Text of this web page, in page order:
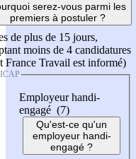
serez-vous parmi les
premiers à postuler ?
de plus de 15 jours,
moins de 4 candidatures
France Travail est informé)
Employeur handi-
engagé (7)
Qu'est-ce qu'un
employeur handi-
engagé ?